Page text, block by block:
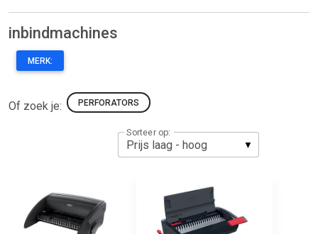
inbindmachines
MERK:
Of zoek je: PERFORATORS
Sorteer op: